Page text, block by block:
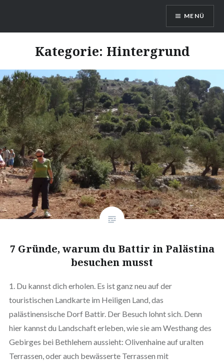
InhaltKommt und Seht!
MENÜ
Kategorie: Hintergrund
7 Gründe, warum du Battir in Palästina
besuchen musst
1. Du kannst dich erholen. Es ist ganz neu auf der
touristischen Landkarte im Heiligen Land, das
palästinensische Dorf Battir. Der Besuch lohnt sich. Denn
hier kannst du Landschaft erleben, wie sie am Westhang des
Gebirges bei Bethlehem aussieht: Olivenhaine auf uralten
Terrassen, oder auch bewässerte Terrassen mit